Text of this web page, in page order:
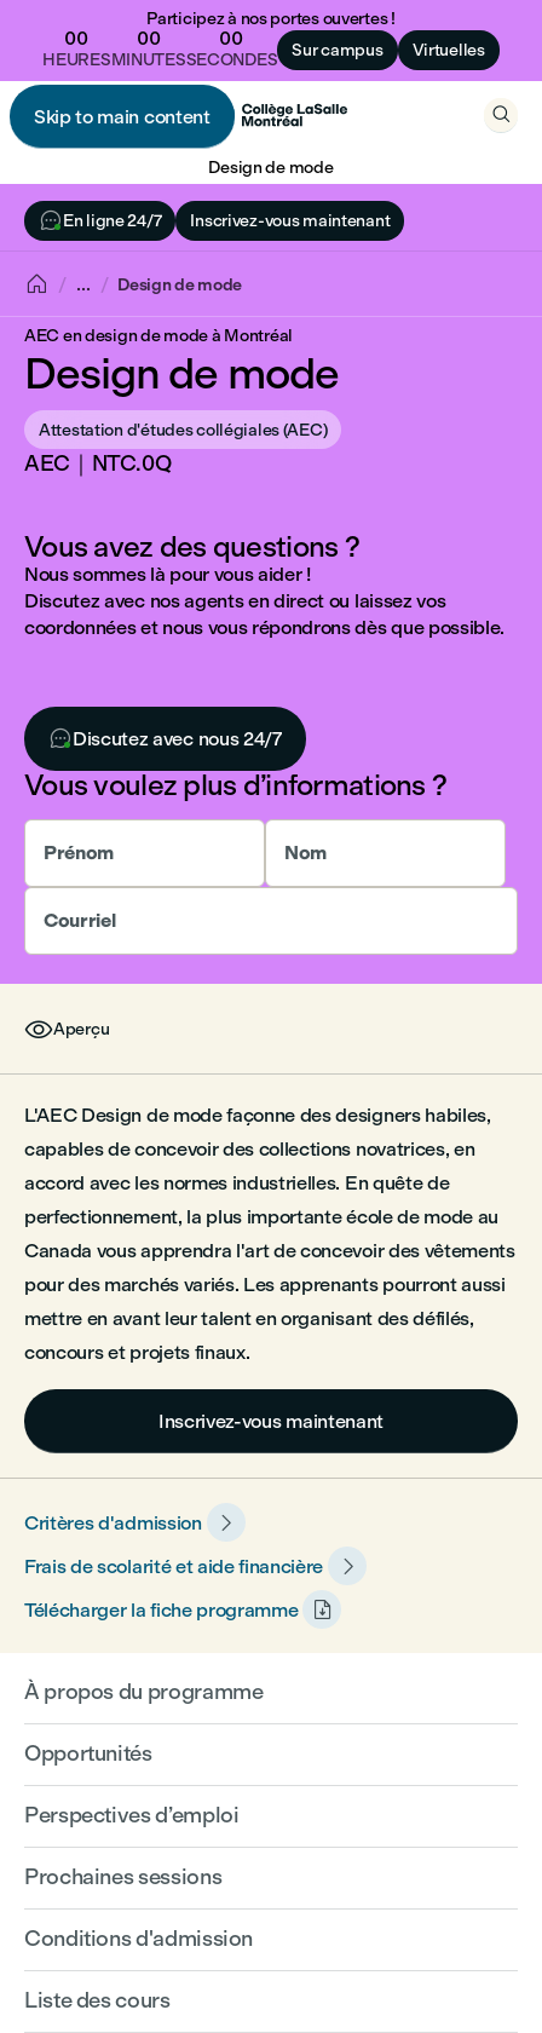
Participez à nos portes ouvertes !
00
HEURES
00
MINUTES
00
SECONDES Sur campus Virtuelles
Skip to main content
 
Design de mode
En ligne 24/7 Inscrivez-vous maintenant
 ... Design de mode
AEC en design de mode à Montréal
Design de mode
Attestation d'études collégiales (AEC)
AEC｜NTC.0Q
Vous avez des questions ?
Nous sommes là pour vous aider !
Discutez avec nos agents en direct ou laissez vos
coordonnées et nous vous répondrons dès que possible.
Discutez avec nous 24/7
Vous voulez plus d’informations ?
Prénom Nom
Courriel
Aperçu
L'AEC Design de mode façonne des designers habiles,
capables de concevoir des collections novatrices, en
accord avec les normes industrielles. En quête de
perfectionnement, la plus importante école de mode au
Canada vous apprendra l'art de concevoir des vêtements
pour des marchés variés. Les apprenants pourront aussi
mettre en avant leur talent en organisant des défilés,
concours et projets finaux.
Inscrivez-vous maintenant
Critères d'admission 
Frais de scolarité et aide financière 
Télécharger la fiche programme 
À propos du programme
Opportunités
Perspectives d’emploi
Prochaines sessions
Conditions d'admission
Liste des cours